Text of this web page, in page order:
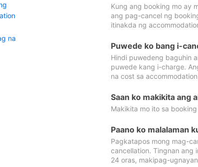
na
Kung ang booking mo ay
ang pag-cancel ng
itinakda ng
Puwede ko bang i-
Hindi puwedeng baguhin
puwede kang i-charge.
na cost sa
Saan ko makikita ang
Makikita mo ito sa
Paano ko malalaman
Pagkatapos mong mag-
cancellation. Tingnan ang
24 oras, makipag-